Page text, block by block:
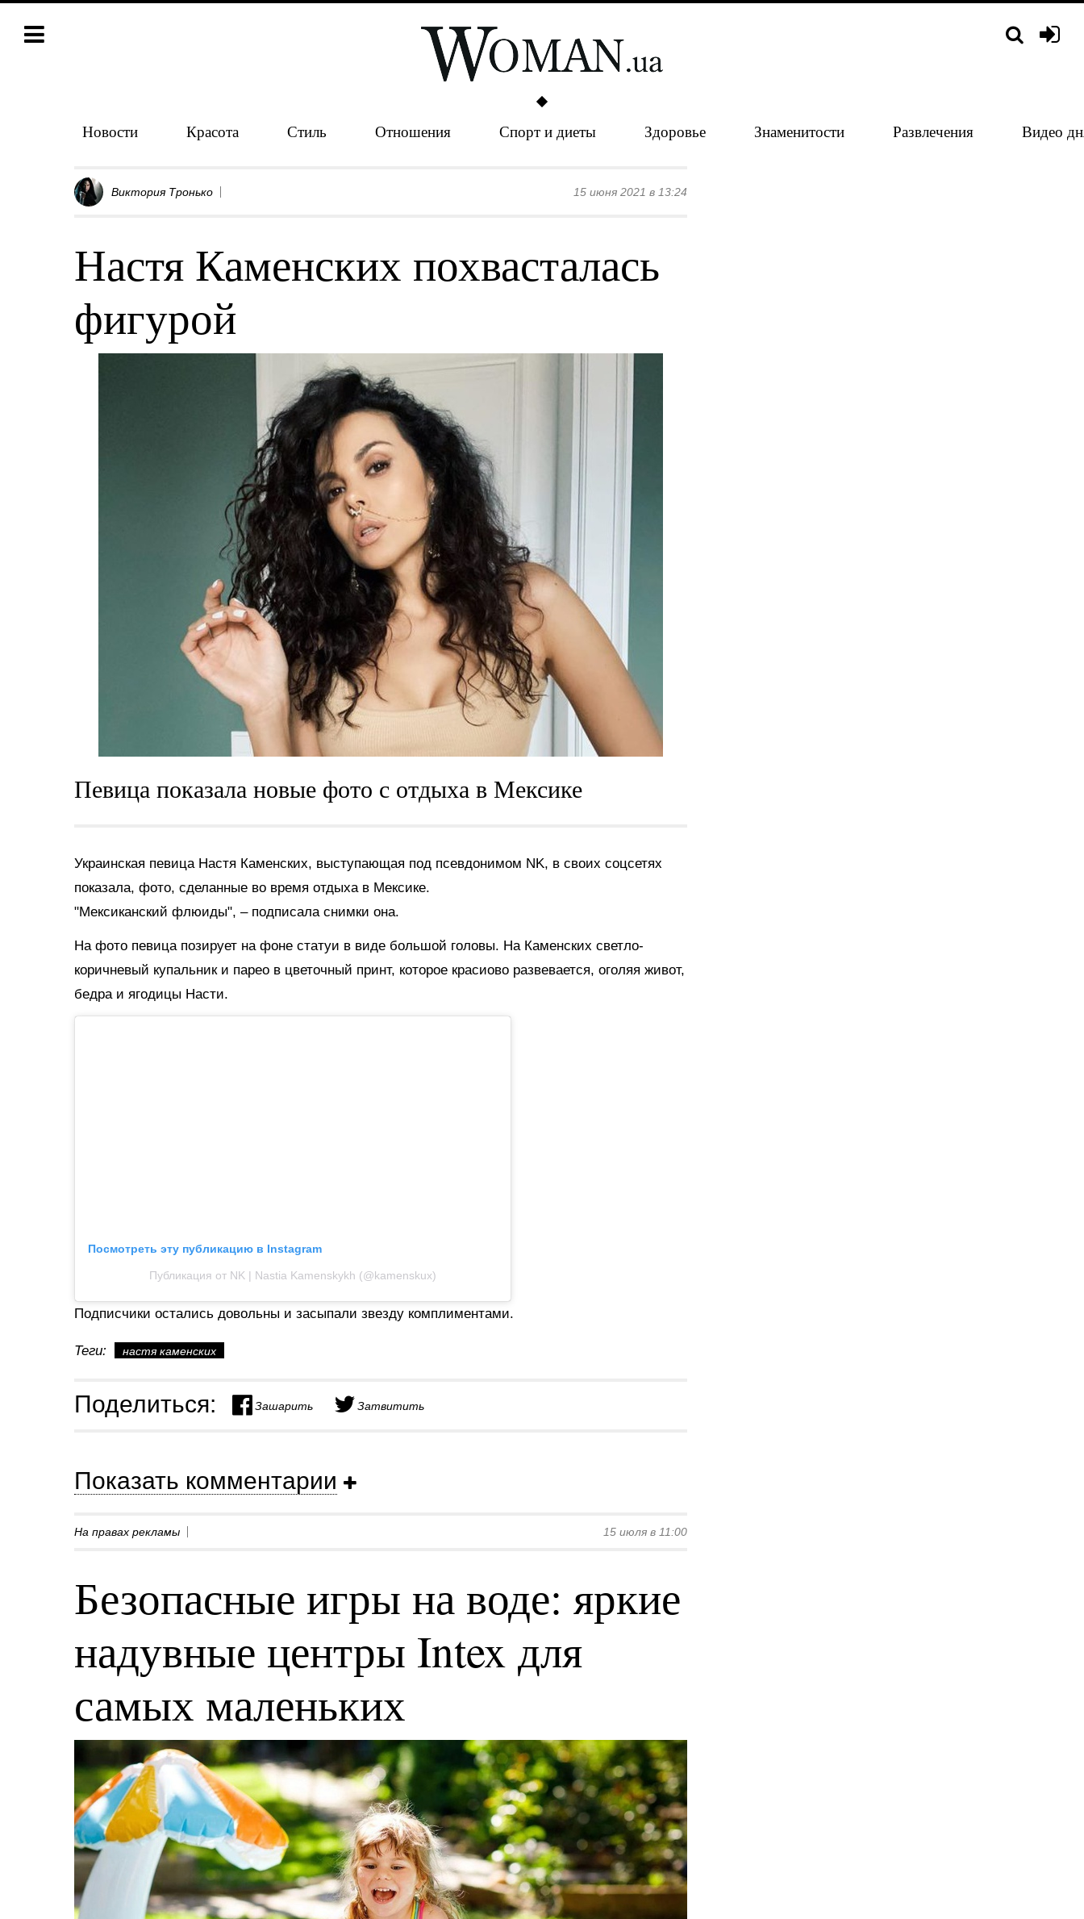
Новости Красота Стиль Отношения Спорт и диеты Здоровье Знаменитости Развлечения Видео
Виктория Тронько 15 июня 2021 в 13:24
Настя Каменских похвасталась
фигурой
Певица показала новые фото с отдыха в Мексике
Украинская певица Настя Каменских, выступающая под псевдонимом NK, в своих соцсетях
показала, фото, сделанные во время отдыха в Мексике.
"Мексиканский флюиды", – подписала снимки она.
На фото певица позирует на фоне статуи в виде большой головы. На Каменских светло-
коричневый купальник и парео в цветочный принт, которое красиово развевается, оголяя живот,
бедра и ягодицы Насти.
Посмотреть эту публикацию в Instagram
Публикация от NK | Nastia Kamenskykh (@kamenskux)
Подписчики остались довольны и засыпали звезду комплиментами.
Теги: настя каменских
Поделиться: Зашарить Затвитить
Показать комментарии
На правах рекламы 15 июля в 11:00
Безопасные игры на воде: яркие
надувные центры Intex для
самых маленьких